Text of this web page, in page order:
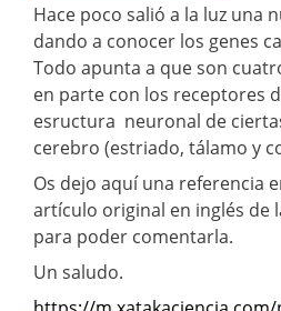
Hace poco salió a la luz una
dando a conocer los genes
Todo apunta a que son
en parte con los receptores
esructura neuronal de
cerebro (estriado, tálamo y
Os dejo aquí una referencia
artículo original en inglés de
para poder comentarla.
Un saludo.